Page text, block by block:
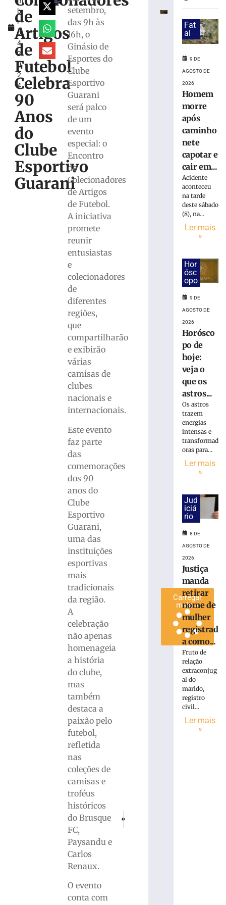
b
r
o
4,
2
0
2
4
de
Artigos
de
Futebol
Celebra
90
Anos
do
Clube
Esportivo
Guarani
setembro,
das 9h às
16h, o
Ginásio de
Esportes do
Clube
Esportivo
Guarani
será palco
de um
evento
especial: o
Encontro
de
Colecionadores
de Artigos
de Futebol.
A iniciativa
promete
reunir
entusiastas
e
colecionadores
de
diferentes
regiões,
que
compartilharão
e exibirão
várias
camisas de
clubes
nacionais e
internacionais.
Este evento
faz parte
das
comemorações
dos 90
anos do
Clube
Esportivo
Guarani,
uma das
instituições
esportivas
mais
tradicionais
da região.
A
celebração
não apenas
homenageia
a história
do clube,
mas
também
destaca a
paixão pelo
futebol,
refletida
nas
coleções de
camisas e
troféus
históricos
do Brusque
FC,
Paysandu e
Carlos
Renaux.
O evento
conta com
estreia
com
vitória
Campeonato
Catarinense
Serra
Rastro
interditada
corrida
noturna
Brusque
anuncia
contratação
zagueiro
Maistro
Série
Carregar
mais »
Fat
al
9 DE
AGOSTO DE
2026
Homem
morre
após
caminho
nete
capotar e
cair em...
Acidente
aconteceu
na tarde
deste sábado
(8), na...
Ler mais
»
Hor
ósc
opo
9 DE
AGOSTO DE
2026
Horósco
po de
hoje:
veja o
que os
astros...
Os astros
trazem
energias
intensas e
transformad
oras para...
Ler mais
»
Jud
iciá
rio
8 DE
AGOSTO DE
2026
Justiça
manda
retirar
nome de
mulher
registrad
a como...
Fruto de
relação
extraconjug
al do
marido,
registro
civil...
Ler mais
»